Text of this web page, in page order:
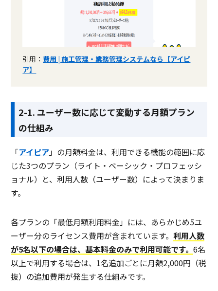
引用：費用 | 施工管理・業務管理システムなら【アイピ
ア】
2-1. ユーザー数に応じて変動する月額プラン
の仕組み
「アイピア」の月額料金は、利用できる機能の範囲に応
じた3つのプラン（ライト・ベーシック・プロフェッシ
ョナル）と、利用人数（ユーザー数）によって決まりま
す。
各プランの「最低月額利用料金」には、あらかじめ5ユ
ーザー分のライセンス費用が含まれています。利用人数
が5名以下の場合は、基本料金のみで利用可能です。6名
以上で利用する場合は、1名追加ごとに月額2,000円（税
抜）の追加費用が発生する仕組みです。